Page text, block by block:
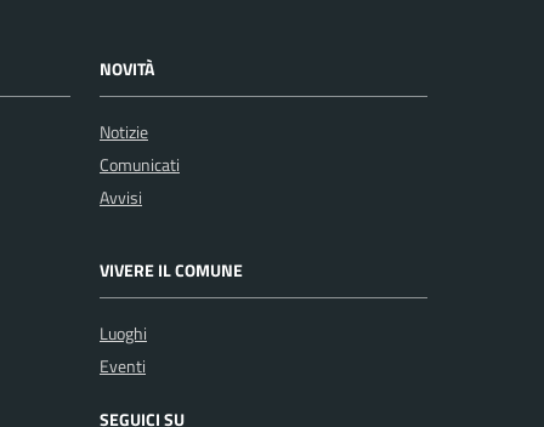
NOVITÀ
Notizie
Comunicati
Avvisi
VIVERE IL COMUNE
Luoghi
Eventi
SEGUICI SU